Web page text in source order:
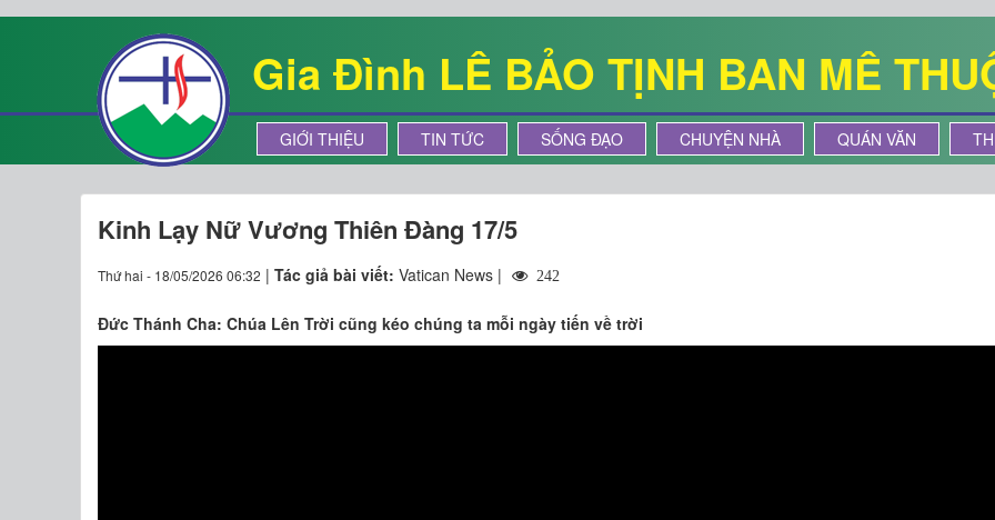
Gia Đình LÊ BẢO TỊNH BAN MÊ
GIỚI THIỆU TIN TỨC SỐNG ĐẠO CHUYỆN NHÀ QUÁN VĂN
Kinh Lạy Nữ Vương Thiên Đàng 17/5
Thứ hai - 18/05/2026 06:32 | Tác giả bài viết: Vatican News | 242
Đức Thánh Cha: Chúa Lên Trời cũng kéo chúng ta mỗi ngày tiến về trời